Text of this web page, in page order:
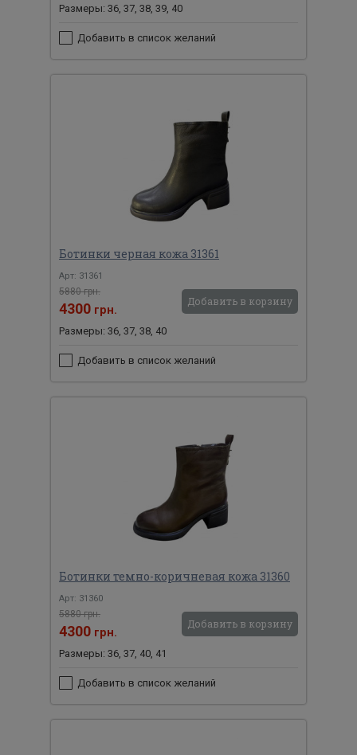
Размеры: 36, 37, 38, 39, 40
Добавить в список желаний
Ботинки черная кожа 31361
Арт: 31361
5880 грн.
4300 грн.
Добавить в корзину
Размеры: 36, 37, 38, 40
Добавить в список желаний
Ботинки темно-коричневая кожа 31360
Арт: 31360
5880 грн.
4300 грн.
Добавить в корзину
Размеры: 36, 37, 40, 41
Добавить в список желаний